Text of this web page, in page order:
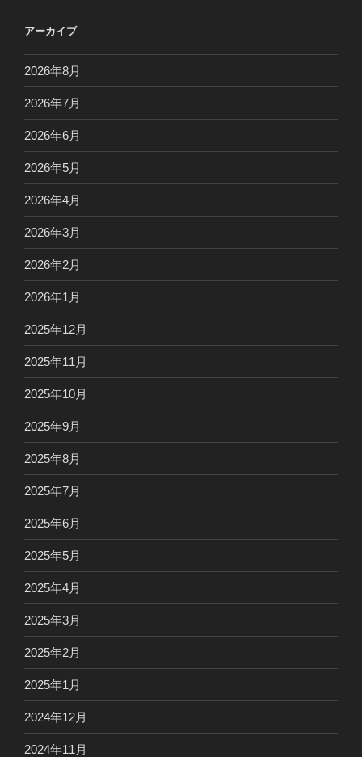
アーカイブ
2026年8月
2026年7月
2026年6月
2026年5月
2026年4月
2026年3月
2026年2月
2026年1月
2025年12月
2025年11月
2025年10月
2025年9月
2025年8月
2025年7月
2025年6月
2025年5月
2025年4月
2025年3月
2025年2月
2025年1月
2024年12月
2024年11月